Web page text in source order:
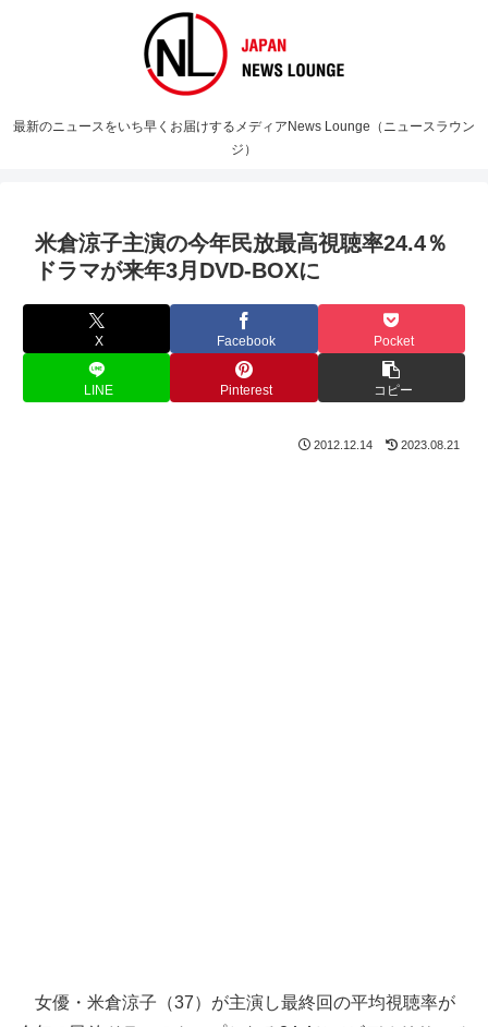
最新のニュースをいち早くお届けするメディアNews Lounge（ニュースラウン
ジ）
米倉涼子主演の今年民放最高視聴率24.4％
ドラマが来年3月DVD-BOXに
X Facebook Pocket
LINE Pinterest コピー
2012.12.14 2023.08.21
女優・米倉涼子（37）が主演し最終回の平均視聴率が